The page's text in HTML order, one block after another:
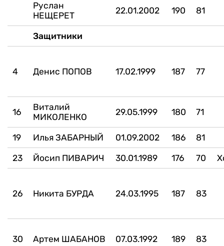
Руслан
НЕЩЕРЕТ
22.01.2002 190 81
Защитники
4 Денис ПОПОВ 17.02.1999 187 77
16
Виталий
МИКОЛЕНКО
29.05.1999 180 71
19 Илья ЗАБАРНЫЙ 01.09.2002 186 81
23 Йосип ПИВАРИЧ 30.01.1989 176 70
26 Никита БУРДА 24.03.1995 187 83
30 Артем ШАБАНОВ 07.03.1992 189 83